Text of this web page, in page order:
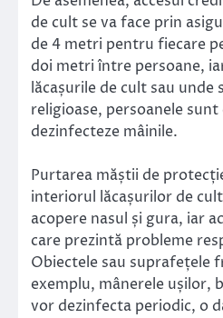
de cult se va face prin
de 4 metri pentru fiecare
doi metri între persoane,
lăcașurile de cult sau unde
religioase, persoanele
dezinfecteze mâinile.
Purtarea măștii de
interiorul lăcașurilor de
acopere nasul și gura, iar
care prezintă probleme
Obiectele sau suprafețele
exemplu, mânerele ușilor,
vor dezinfecta periodic, o